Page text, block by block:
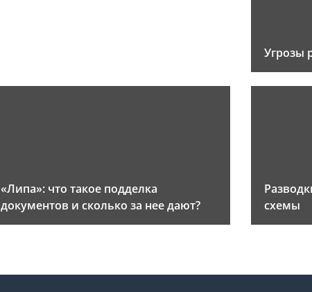
Угрозы
«Липа»: что такое подделка
документов и сколько за нее дают?
схемы